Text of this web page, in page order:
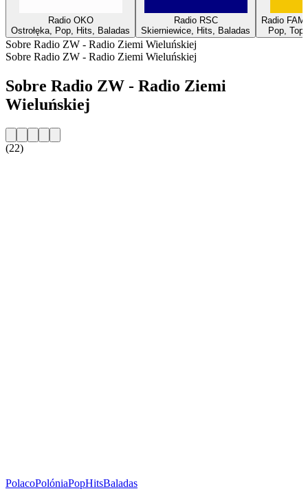
Radio OKO
Ostrołęka, Pop, Hits, Baladas
Radio RSC
Skierniewice, Hits, Baladas
Radio
Pop, Top
Sobre Radio ZW - Radio Ziemi Wieluńskiej
Sobre Radio ZW - Radio Ziemi Wieluńskiej
Sobre Radio ZW - Radio Ziemi
Wieluńskiej
(22)
PolacoPolóniaPopHitsBaladas